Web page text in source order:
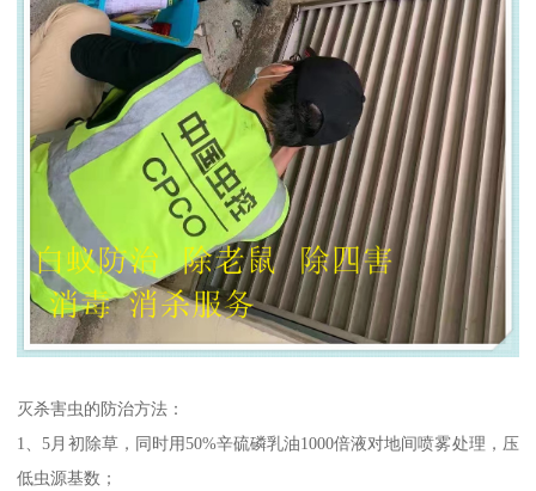
灭杀害虫的防治方法：
1、5月初除草，同时用50%辛硫磷乳油1000倍液对地间喷雾处理，压
低虫源基数；